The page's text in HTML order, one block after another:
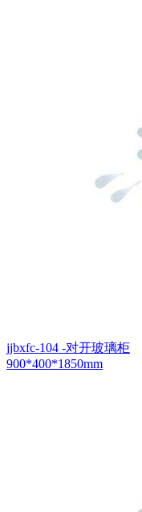
jjbxfc-104 -对开玻璃柜
900*400*1850mm